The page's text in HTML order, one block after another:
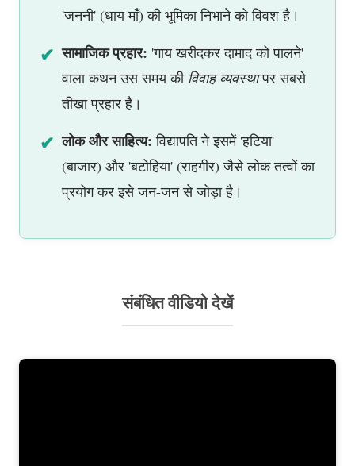
'जननी' (धाय माँ) की भूमिका निभाने को विवश है।
✔ सामाजिक प्रहार: 'गाय खरीदकर दामाद को पालने'
वाला कथन उस समय की विवाह व्यवस्थापर सबसे
तीखा प्रहार है।
✔ लोक और साहित्य: विद्यापति ने इसमें 'हटिया'
(बाजार) और 'बटोहिया' (राहगीर) जैसे लोक तत्वों का
प्रयोग कर इसे जन-जन से जोड़ा है।
संबंधित वीडियो देखें